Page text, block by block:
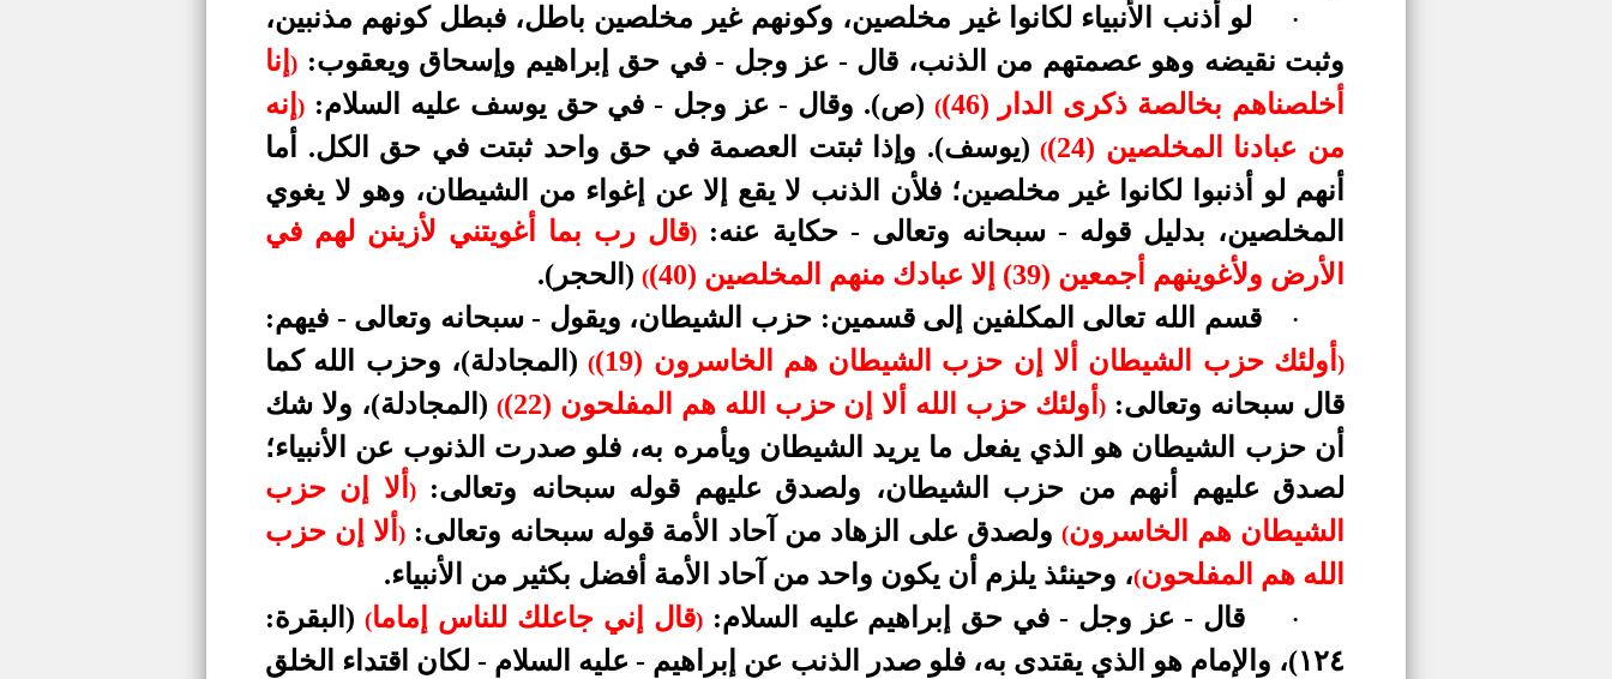
·
لو أذنب الأنبياء لكانوا غير مخلصين، وكونهم غير مخلصين باطل، فبطل كونهم مذنبين،
وثبت نقيضه وهو عصمتهم من الذنب، قال - عز وجل - في حق إبراهيم وإسحاق ويعقوب: ) إنا
أخلصناهم بخالصة ذكرى الدار (46)
( (ص). وقال - عز وجل - في حق يوسف عليه السلام: ) إنه
من عبادنا المخلصين (24)
((يوسف). وإذا ثبتت العصمة في حق واحد ثبتت في حق الكل. أما
أنهم لو أذنبوا لكانوا غير مخلصين؛ فلأن الذنب لا يقع إلا عن إغواء من الشيطان، وهو لا يغوي
المخلصين، بدليل قوله - سبحانه وتعالى - حكاية عنه: )قال رب بما أغويتني لأزينن لهم في
الأرض ولأغوينهم أجمعين (39) إلا عبادك منهم المخلصين (40)
( (الحجر).
· قسم الله تعالى المكلفين إلى قسمين: حزب الشيطان، ويقول - سبحانه وتعالى - فيهم:
)أولئك حزب الشيطان ألا إن حزب الشيطان هم الخاسرون (19) ((المجادلة)، وحزب الله كما
قال سبحانه وتعالى: )أولئك حزب الله ألا إن حزب الله هم المفلحون (22) ( (المجادلة)، ولا شك
أن حزب الشيطان هو الذي يفعل ما يريد الشيطان ويأمره به، فلو صدرت الذنوب عن الأنبياء؛
لصدق عليهم أنهم من حزب الشيطان، ولصدق عليهم قوله سبحانه وتعالى:) ألا إن حزب
الشيطان هم الخاسرون( ولصدق على الزهاد من آحاد الأمة قوله سبحانه وتعالى: )ألا إن حزب
الله هم المفلحون(، وحينئذ يلزم أن يكون واحد من آحاد الأمة أفضل بكثير من الأنبياء.
· قال - عز وجل - في حق إبراهيم عليه السلام:)قال إني جاعلك للناس إماما( (البقرة:
١٢٤)، والإمام هو الذي يقتدى به، فلو صدر الذنب عن إبراهيم - عليه السلام - لكان اقتداء الخلق